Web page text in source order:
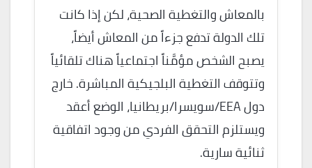
بالمعاش والتغطية الصحية، لكن إذا كانت
تلك الدولة تدفع جزءاً من المعاش أيضاً،
يصبح الشخص مؤمَّناً اجتماعياً هناك تلقائياً
وتتوقف التغطية البلجيكية المباشرة. خارج
دول EEA/سويسرا/بريطانيا، الوضع أعقد
ويستلزم التحقق الفردي من وجود اتفاقية
ثنائية سارية.